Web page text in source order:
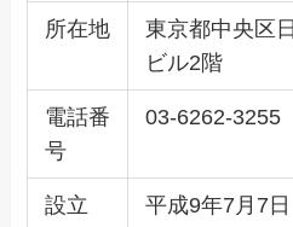
所在地
東京都中央区
ビル2階
電話番
号
03-6262-3255
設立 平成9年7月7日